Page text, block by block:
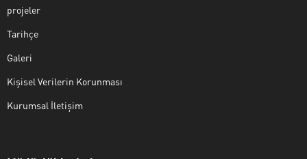
projeler
Tarihçe
Galeri
Kişisel Verilerin Korunması
Kurumsal İletişim